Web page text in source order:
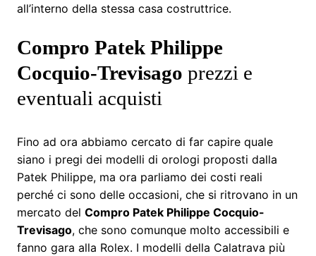
all’interno della stessa casa costruttrice.
Compro Patek Philippe
Cocquio-Trevisago prezzi e
eventuali acquisti
Fino ad ora abbiamo cercato di far capire quale
siano i pregi dei modelli di orologi proposti dalla
Patek Philippe, ma ora parliamo dei costi reali
perché ci sono delle occasioni, che si ritrovano in un
mercato del Compro Patek Philippe Cocquio-
Trevisago, che sono comunque molto accessibili e
fanno gara alla Rolex. I modelli della Calatrava più